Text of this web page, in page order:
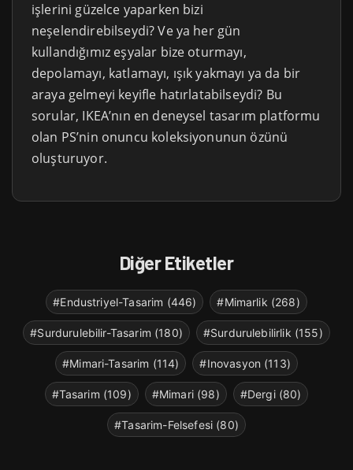
işlerini güzelce yaparken bizi
neşelendirebilseydi? Ve ya her gün
kullandığımız eşyalar bize oturmayı,
depolamayı, katlamayı, ışık yakmayı ya da bir
araya gelmeyi keyifle hatırlatabilseydi? Bu
sorular, IKEA’nın en deneysel tasarım platformu
olan PS’nin onuncu koleksiyonunun özünü
oluşturuyor.
Diğer Etiketler
#Endustriyel-Tasarim (446) #Mimarlik (268)
#Surdurulebilir-Tasarim (180) #Surdurulebilirlik (155)
#Mimari-Tasarim (114) #Inovasyon (113)
#Tasarim (109) #Mimari (98) #Dergi (80)
#Tasarim-Felsefesi (80)